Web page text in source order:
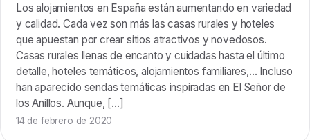
Los alojamientos en España están aumentando en variedad
y calidad. Cada vez son más las casas rurales y hoteles
que apuestan por crear sitios atractivos y novedosos.
Casas rurales llenas de encanto y cuidadas hasta el último
detalle, hoteles temáticos, alojamientos familiares,… Incluso
han aparecido sendas temáticas inspiradas en El Señor de
los Anillos. Aunque, […]
14 de febrero de 2020